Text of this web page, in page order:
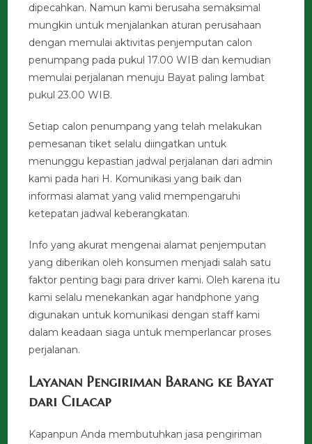
dipecahkan. Namun kami berusaha semaksimal
mungkin untuk menjalankan aturan perusahaan
dengan memulai aktivitas penjemputan calon
penumpang pada pukul 17.00 WIB dan kemudian
memulai perjalanan menuju Bayat paling lambat
pukul 23.00 WIB.
Setiap calon penumpang yang telah melakukan
pemesanan tiket selalu diingatkan untuk
menunggu kepastian jadwal perjalanan dari admin
kami pada hari H. Komunikasi yang baik dan
informasi alamat yang valid mempengaruhi
ketepatan jadwal keberangkatan.
Info yang akurat mengenai alamat penjemputan
yang diberikan oleh konsumen menjadi salah satu
faktor penting bagi para driver kami. Oleh karena itu
kami selalu menekankan agar handphone yang
digunakan untuk komunikasi dengan staff kami
dalam keadaan siaga untuk memperlancar proses
perjalanan.
Layanan Pengiriman Barang ke Bayat
dari Cilacap
Kapanpun Anda membutuhkan jasa pengiriman